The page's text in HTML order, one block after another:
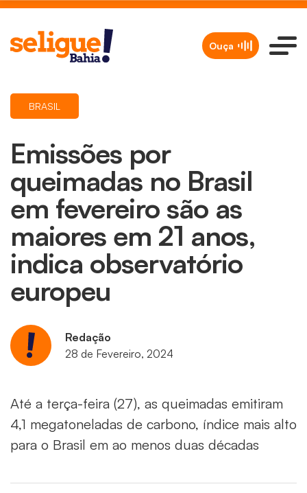
Ouça
Emissões por
queimadas no Brasil
em fevereiro são as
maiores em 21 anos,
indica observatório
europeu
BRASIL
Redação
28 de Fevereiro, 2024
Até a terça-feira (27), as queimadas emitiram
4,1 megatoneladas de carbono, índice mais alto
para o Brasil em ao menos duas décadas